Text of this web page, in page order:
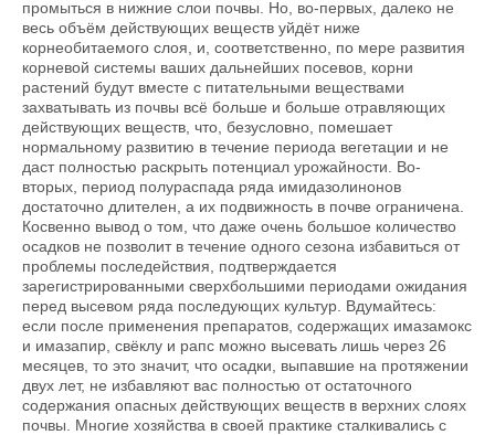
промыться в нижние слои почвы. Но, во-первых, далеко не
весь объём действующих веществ уйдёт ниже
корнеобитаемого слоя, и, соответственно, по мере развития
корневой системы ваших дальнейших посевов, корни
растений будут вместе с питательными веществами
захватывать из почвы всё больше и больше отравляющих
действующих веществ, что, безусловно, помешает
нормальному развитию в течение периода вегетации и не
даст полностью раскрыть потенциал урожайности. Во-
вторых, период полураспада ряда имидазолинонов
достаточно длителен, а их подвижность в почве ограничена.
Косвенно вывод о том, что даже очень большое количество
осадков не позволит в течение одного сезона избавиться от
проблемы последействия, подтверждается
зарегистрированными сверхбольшими периодами ожидания
перед высевом ряда последующих культур. Вдумайтесь:
если после применения препаратов, содержащих имазамокс
и имазапир, свёклу и рапс можно высевать лишь через 26
месяцев, то это значит, что осадки, выпавшие на протяжении
двух лет, не избавляют вас полностью от остаточного
содержания опасных действующих веществ в верхних слоях
почвы. Многие хозяйства в своей практике сталкивались с